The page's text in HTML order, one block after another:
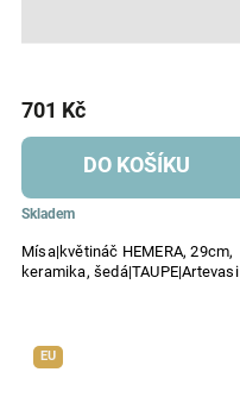
Mísa|květináč HEMERA, 29cm,
keramika, šedá|TAUPE|Artevasi
Skladem
701 Kč
DO KOŠÍKU
EU